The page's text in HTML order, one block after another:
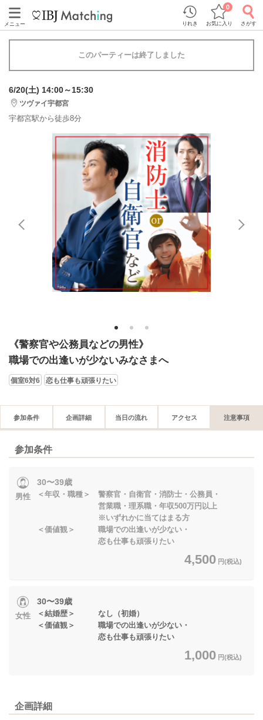
メニュー りれき お気に入り
0
さがす
このパーティーは終了しました
6/20(土) 14:00～15:30
ツヴァイ宇都宮
宇都宮駅から徒歩8分
1 2 3
《警察官や公務員などの男性》
職場での出逢いが少ないみなさまへ
個室6対6 恋も仕事も頑張りたい
参加条件 企画詳細 当日の流れ アクセス 注意事項
参加条件
男性
30〜39歳
＜年収・職種＞ 警察官・自衛官・消防士・公務員・
営業職・理系職・年収500万円以上
※いずれかに当てはまる方
＜価値観＞ 職場での出逢いが少ない・
恋も仕事も頑張りたい
4,500 円(税込)
女性
30〜39歳
＜結婚歴＞ なし（初婚）
＜価値観＞ 職場での出逢いが少ない・
恋も仕事も頑張りたい
1,000 円(税込)
企画詳細